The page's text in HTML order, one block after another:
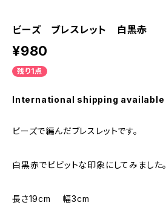
ビーズ ブレスレット 白黒赤
¥980
残り1点
International shipping available
ビーズで編んだブレスレットです。
白黒赤でビビットな印象にしてみました。
長さ19cm 幅3cm